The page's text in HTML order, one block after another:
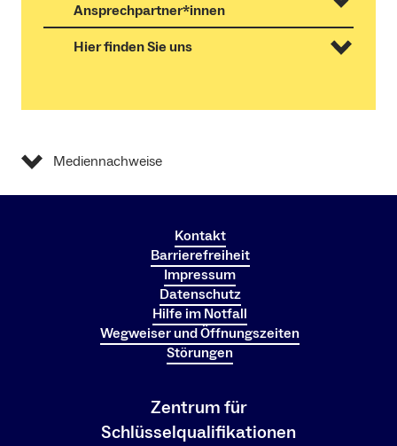
Ansprechpartner*innen
Hier finden Sie uns
Mediennachweise
Kontakt
Barrierefreiheit
Impressum
Datenschutz
Hilfe im Notfall
Wegweiser und Öffnungszeiten
Störungen
Zentrum für
Schlüsselqualifikationen